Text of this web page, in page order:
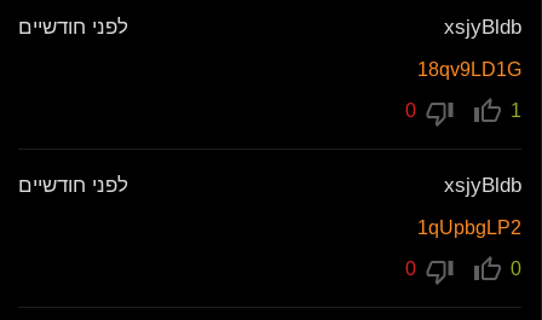
xsjyBldb לפני חודשיים
18qv9LD1G
1
xsjyBldb לפני חודשיים
1qUpbgLP2
0